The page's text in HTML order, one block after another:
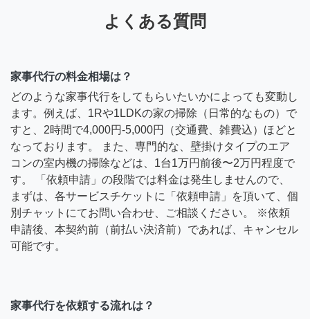
よくある質問
家事代行の料金相場は？
どのような家事代行をしてもらいたいかによっても変動し
ます。例えば、1Rや1LDKの家の掃除（日常的なもの）で
すと、2時間で4,000円-5,000円（交通費、雑費込）ほどと
なっております。 また、専門的な、壁掛けタイプのエア
コンの室内機の掃除などは、1台1万円前後〜2万円程度で
す。 「依頼申請」の段階では料金は発生しませんので、
まずは、各サービスチケットに「依頼申請」を頂いて、個
別チャットにてお問い合わせ、ご相談ください。 ※依頼
申請後、本契約前（前払い決済前）であれば、キャンセル
可能です。
家事代行を依頼する流れは？